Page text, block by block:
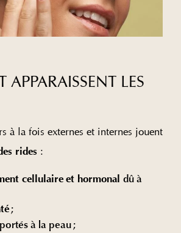
LES
à la fois externes et internes jouent
rides :
cellulaire et hormonal dû à
;
à la peau ;